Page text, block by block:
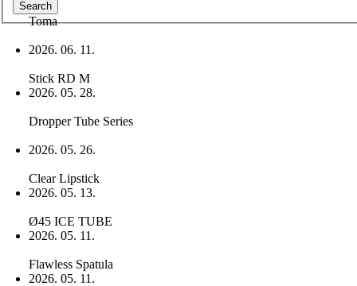
Toma
2026. 06. 11.
Stick RD M
2026. 05. 28.
Dropper Tube Series
2026. 05. 26.
Clear Lipstick
2026. 05. 13.
Ø45 ICE TUBE
2026. 05. 11.
Flawless Spatula
2026. 05. 11.